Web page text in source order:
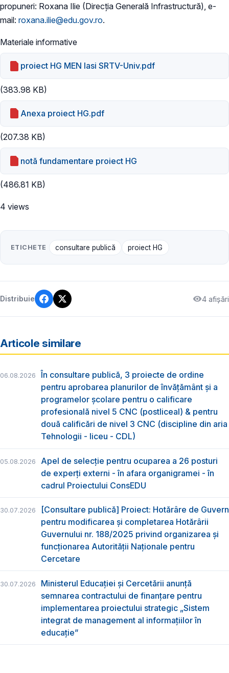
propuneri: Roxana Ilie (Direcția Generală Infrastructură), e-
mail: roxana.ilie@edu.gov.ro.
Materiale informative
proiect HG MEN Iasi SRTV-Univ.pdf
(383.98 KB)
Anexa proiect HG.pdf
(207.38 KB)
notă fundamentare proiect HG
(486.81 KB)
4 views
ETICHETE consultare publică proiect HG
Distribuie 4 afișări
Articole similare
06.08.2026
În consultare publică, 3 proiecte de ordine
pentru aprobarea planurilor de învățământ și a
programelor școlare pentru o calificare
profesională nivel 5 CNC (postliceal) & pentru
două calificări de nivel 3 CNC (discipline din aria
Tehnologii - liceu - CDL)
05.08.2026
Apel de selecție pentru ocuparea a 26 posturi
de experți externi - în afara organigramei - în
cadrul Proiectului ConsEDU
30.07.2026
[Consultare publică] Proiect: Hotărâre de Guvern
pentru modificarea și completarea Hotărârii
Guvernului nr. 188/2025 privind organizarea şi
funcţionarea Autorităţii Naţionale pentru
Cercetare
30.07.2026
Ministerul Educației și Cercetării anunță
semnarea contractului de finanțare pentru
implementarea proiectului strategic „Sistem
integrat de management al informațiilor în
educație”